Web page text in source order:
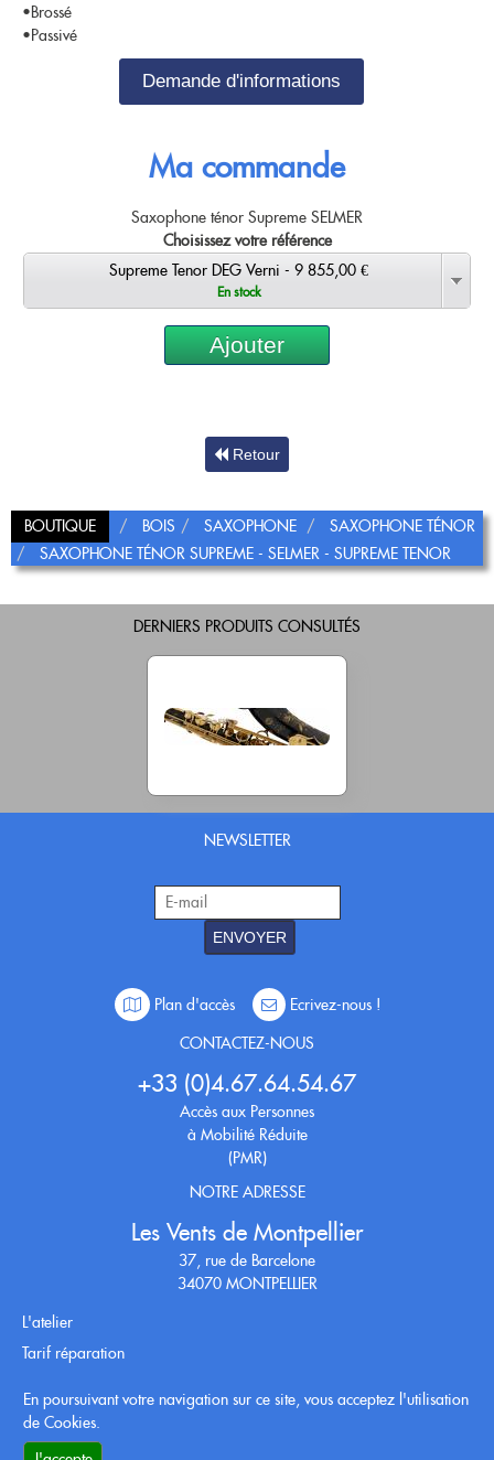
•Brossé
•Passivé
Demande d'informations
Ma commande
Saxophone ténor Supreme SELMER
Choisissez votre référence
Supreme Tenor DEG Verni - 9 855,00 €
En stock
Ajouter
Retour
BOUTIQUE BOIS SAXOPHONE
SAXOPHONE TÉNOR
SAXOPHONE TÉNOR SUPREME - SELMER - SUPREME TENOR
En poursuivant votre navigation sur ce site, vous acceptez l'utilisation
de Cookies.
DERNIERS PRODUITS CONSULTÉS
NEWSLETTER
ENVOYER
Plan d'accès
Ecrivez-nous !
CONTACTEZ-NOUS
+33 (0)4.67.64.54.67
Accès aux Personnes
à Mobilité Réduite
(PMR)
NOTRE ADRESSE
Les Vents de Montpellier
37, rue de Barcelone
34070 MONTPELLIER
L'atelier
Tarif réparation
Conditions générales
RETROUVEZ-NOUS SUR